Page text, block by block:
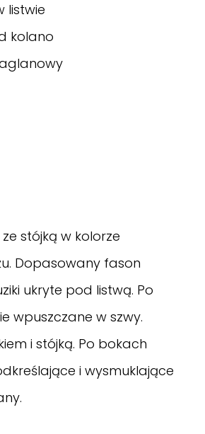
listwie
kolano
stójką w kolorze
Dopasowany fason
ukryte pod listwą. Po
wpuszczane w szwy.
i stójką. Po bokach
i wysmuklające